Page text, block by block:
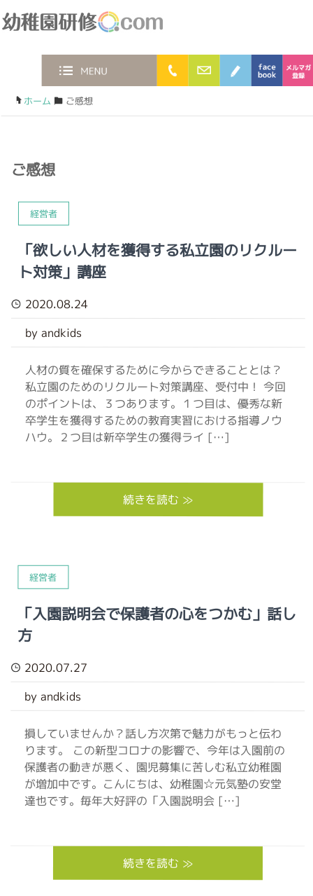
MENU 0120-36-2023
お問合わせフォー
ブログ
ホーム / ご感想
ご感想
経営者
「欲しい人材を獲得する私立園のリクルー
ト対策」講座
2020.08.24
by andkids
人材の質を確保するために今からできることとは？
私立園のためのリクルート対策講座、受付中！ 今回
のポイントは、３つあります。１つ目は、優秀な新
卒学生を獲得するための教育実習における指導ノウ
ハウ。２つ目は新卒学生の獲得ライ […]
続きを読む ≫
経営者
「入園説明会で保護者の心をつかむ」話し
方
2020.07.27
by andkids
損していませんか？話し方次第で魅力がもっと伝わ
ります。 この新型コロナの影響で、今年は入園前の
保護者の動きが悪く、園児募集に苦しむ私立幼稚園
が増加中です。こんにちは、幼稚園☆元気塾の安堂
達也です。毎年大好評の「入園説明会 […]
続きを読む ≫